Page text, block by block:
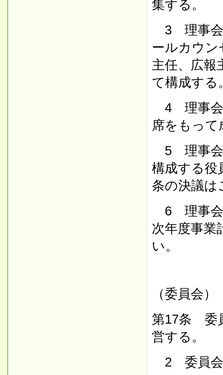
集する。
3 理事会
ールカウン
主任、広報
て構成する
4 理事会
席をもって
5 理事会
構成する役
条の決議は
6 理事会
次年度事業
い。
（委員会）
第17条 委
営する。
2 委員会